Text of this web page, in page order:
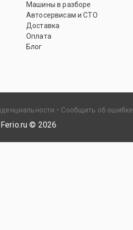
Машины в разборе
Автосервисам и СТО
Доставка
Оплата
Блог
Сообщить об ошибке
© 2026